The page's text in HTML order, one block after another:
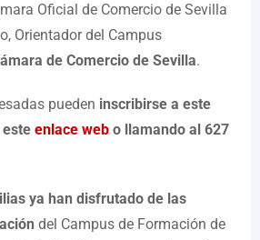
Oficial de Comercio de Sevilla
Orientador del Campus
de Comercio de Sevilla.
pueden inscribirse a este
enlace web o llamando al 627
ya han disfrutado de las
del Campus de Formación de